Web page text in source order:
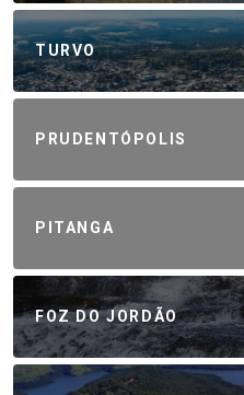
TURVO
PRUDENTÓPOLIS
PITANGA
FOZ DO JORDÃO